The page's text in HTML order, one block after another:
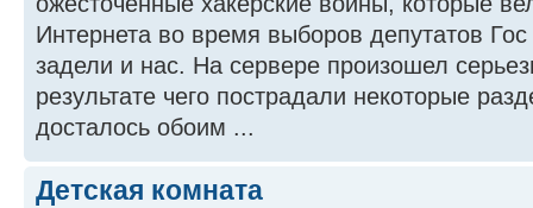
Интернета во время выборов депутатов
задели и нас. На сервере произошел
результате чего пострадали некоторые
досталось обоим ...
Детская комната